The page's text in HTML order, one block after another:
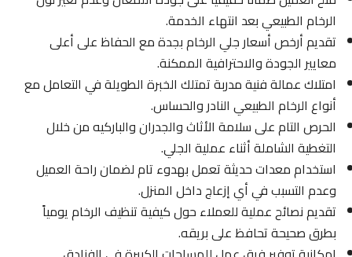
الرخام الطبيعي بعد انتهاء الخدمة.
تقديم أرخص أسعار جلي الرخام بجدة مع الحفاظ على أعلى
معايير الجودة والاحترافية الممكنة.
امتلاك عمالة فنية مدربة تمتلك الخبرة الطويلة في التعامل مع
أنواع الرخام الطبيعي النادر والحساس.
الحرص التام على سلامة الأثاث والجدران والباركيه من خلال
التغطية الشاملة أثناء عملية الجلي.
استخدام معدات حديثة تعمل بهدوء تام لضمان راحة العميل
وعدم التسبب في أي إزعاج داخل المنزل.
تقديم نصائح عملية للعملاء حول كيفية تنظيف الرخام يومياً
بطرق صحيحة تحافظ على بريقه.